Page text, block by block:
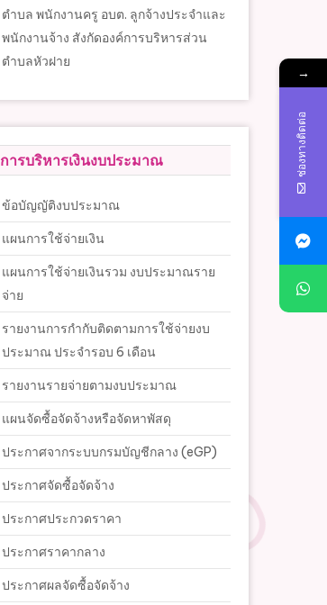
ตำบล พนักงานครู อบต. ลูกจ้างประจำและ
พนักงานจ้าง สังกัดองค์การบริหารส่วน
ตำบลหัวฝาย
การบริหารเงินงบประมาณ
ข้อบัญญัติงบประมาณ
แผนการใช้จ่ายเงิน
แผนการใช้จ่ายเงินรวม งบประมาณราย
จ่าย
รายงานการกำกับติดตามการใช้จ่ายงบ
ประมาณ ประจำรอบ 6 เดือน
รายงานรายจ่ายตามงบประมาณ
แผนจัดซื้อจัดจ้างหรือจัดหาพัสดุ
ประกาศจากระบบกรมบัญชีกลาง (eGP)
ประกาศจัดซื้อจัดจ้าง
ประกาศประกวดราคา
ประกาศราคากลาง
ประกาศผลจัดซื้อจัดจ้าง
→
ช่องทางติดต่อ